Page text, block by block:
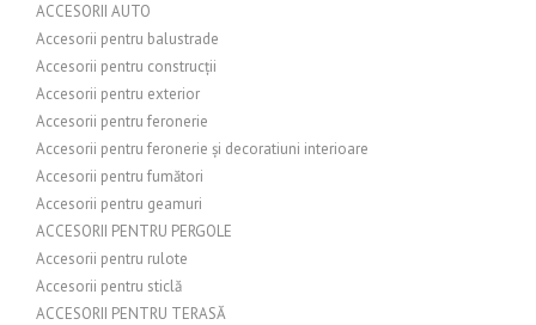
ACCESORII AUTO
Accesorii pentru balustrade
Accesorii pentru construcții
Accesorii pentru exterior
Accesorii pentru feronerie
Accesorii pentru feronerie și decoratiuni interioare
Accesorii pentru fumători
Accesorii pentru geamuri
ACCESORII PENTRU PERGOLE
Accesorii pentru rulote
Accesorii pentru sticlă
ACCESORII PENTRU TERASĂ